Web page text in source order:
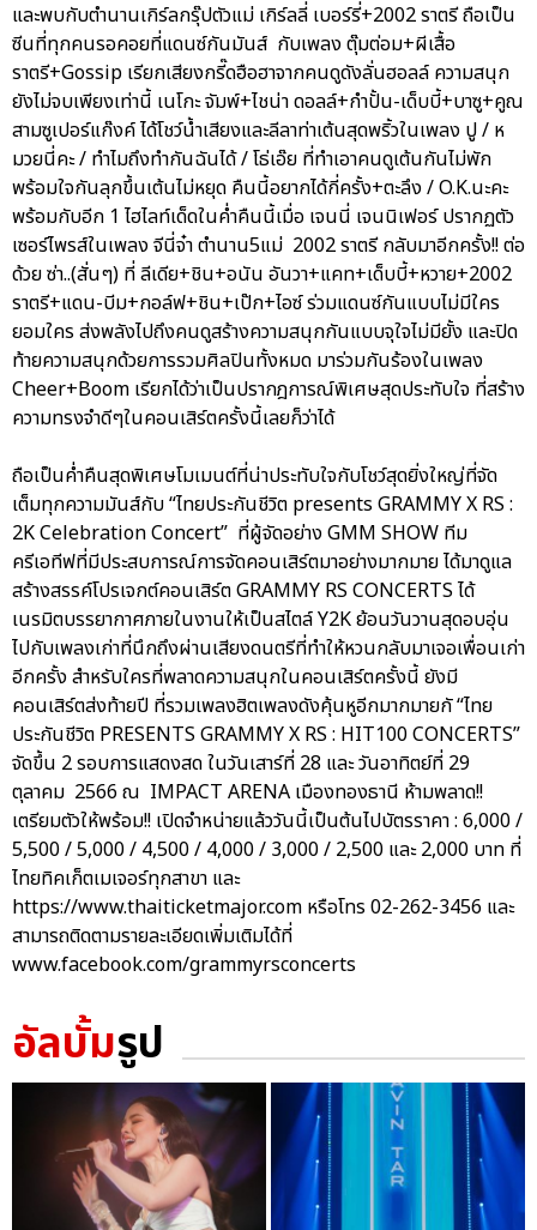
และพบกับตำนานเกิร์ลกรุ๊ปตัวแม่ เกิร์ลลี่ เบอร์รี่+2002 ราตรี ถือเป็น
ซีนที่ทุกคนรอคอยที่แดนซ์กันมันส์ กับเพลง ตุ๊มต่อม+ผีเสื้อ
ราตรี+Gossip เรียกเสียงกรี๊ดฮือฮาจากคนดูดังลั่นฮอลล์ ความสนุก
ยังไม่จบเพียงเท่านี้ เนโกะ จัมพ์+ไชน่า ดอลล์+กำปั้น-เด็บบี้+บาซู+คูณ
สามซูเปอร์แก๊งค์ ได้โชว์น้ำเสียงและลีลาท่าเต้นสุดพริ้วในเพลง ปู / ห
มวยนี่คะ / ทำไมถึงทำกันฉันได้ / โธ่เอ๊ย ที่ทำเอาคนดูเต้นกันไม่พัก
พร้อมใจกันลุกขึ้นเต้นไม่หยุด คืนนี้อยากได้กี่ครั้ง+ตะลึง / O.K.นะคะ
พร้อมกับอีก 1 ไฮไลท์เด็ดในค่ำคืนนี้เมื่อ เจนนี่ เจนนิเฟอร์ ปรากฏตัว
เซอร์ไพรส์ในเพลง จีนี่จ๋า ตำนาน5แม่ 2002 ราตรี กลับมาอีกครั้ง!! ต่อ
ด้วย ซ่า..(สั่นๆ) ที่ ลีเดีย+ชิน+อนัน อันวา+แคท+เด็บบี้+หวาย+2002
ราตรี+แดน-บีม+กอล์ฟ+ชิน+เป๊ก+ไอซ์ ร่วมแดนซ์กันแบบไม่มีใคร
ยอมใคร ส่งพลังไปถึงคนดูสร้างความสนุกกันแบบจุใจไม่มียั้ง และปิด
ท้ายความสนุกด้วยการรวมศิลปินทั้งหมด มาร่วมกันร้องในเพลง
Cheer+Boom เรียกได้ว่าเป็นปรากฎการณ์พิเศษสุดประทับใจ ที่สร้าง
ความทรงจำดีๆในคอนเสิร์ตครั้งนี้เลยก็ว่าได้
ถือเป็นค่ำคืนสุดพิเศษโมเมนต์ที่น่าประทับใจกับโชว์สุดยิ่งใหญ่ที่จัด
เต็มทุกความมันส์กับ “ไทยประกันชีวิต presents GRAMMY X RS :
2K Celebration Concert” ที่ผู้จัดอย่าง GMM SHOW ทีม
ครีเอทีฟที่มีประสบการณ์การจัดคอนเสิร์ตมาอย่างมากมาย ได้มาดูแล
สร้างสรรค์โปรเจกต์คอนเสิร์ต GRAMMY RS CONCERTS ได้
เนรมิตบรรยากาศภายในงานให้เป็นสไตล์ Y2K ย้อนวันวานสุดอบอุ่น
ไปกับเพลงเก่าที่นึกถึงผ่านเสียงดนตรีที่ทำให้หวนกลับมาเจอเพื่อนเก่า
อีกครั้ง สำหรับใครที่พลาดความสนุกในคอนเสิร์ตครั้งนี้ ยังมี
คอนเสิร์ตส่งท้ายปี ที่รวมเพลงฮิตเพลงดังคุ้นหูอีกมากมายกั “ไทย
ประกันชีวิต PRESENTS GRAMMY X RS : HIT100 CONCERTS”
จัดขึ้น 2 รอบการแสดงสด ในวันเสาร์ที่ 28 และ วันอาทิตย์ที่ 29
ตุลาคม 2566 ณ IMPACT ARENA เมืองทองธานี ห้ามพลาด!!
เตรียมตัวให้พร้อม!! เปิดจำหน่ายแล้ววันนี้เป็นต้นไปบัตรราคา : 6,000 /
5,500 / 5,000 / 4,500 / 4,000 / 3,000 / 2,500 และ 2,000 บาท ที่
ไทยทิคเก็ตเมเจอร์ทุกสาขา และ
https://www.thaiticketmajor.com หรือโทร 02-262-3456 และ
สามารถติดตามรายละเอียดเพิ่มเติมได้ที่
www.facebook.com/grammyrsconcerts
อัลบั้มรูป